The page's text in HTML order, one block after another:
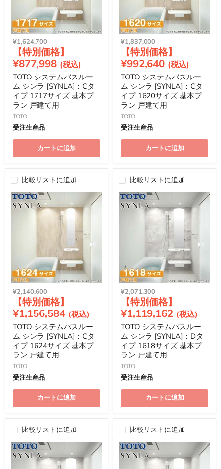
元
価
格
¥1,624,700
在
の
価
格
¥877,998
TOTO システムバスルー
ム シンラ [SYNLA]：Cタ
イプ 1717サイズ 基本プ
ラン 戸建て用
TOTO
受注生産品
カートに追加
元
価
格
¥1,837,000
在
の
価
格
¥992,640
TOTO システムバスルー
ム シンラ [SYNLA]：Cタ
イプ 1620サイズ 基本プ
ラン 戸建て用
TOTO
受注生産品
カートに追加
比較リストに追加
元
価
格
¥2,140,600
在
の
価
格
¥1,156,584
TOTO システムバスルー
ム シンラ [SYNLA]：Cタ
イプ 1624サイズ 基本プ
ラン 戸建て用
TOTO
受注生産品
カートに追加
比較リストに追加
元
価
格
¥2,071,300
在
の
価
格
¥1,119,162
TOTO システムバスルー
ム シンラ [SYNLA]：Dタ
イプ 1618サイズ 基本プ
ラン 戸建て用
TOTO
受注生産品
カートに追加
比較リストに追加 比較リストに追加